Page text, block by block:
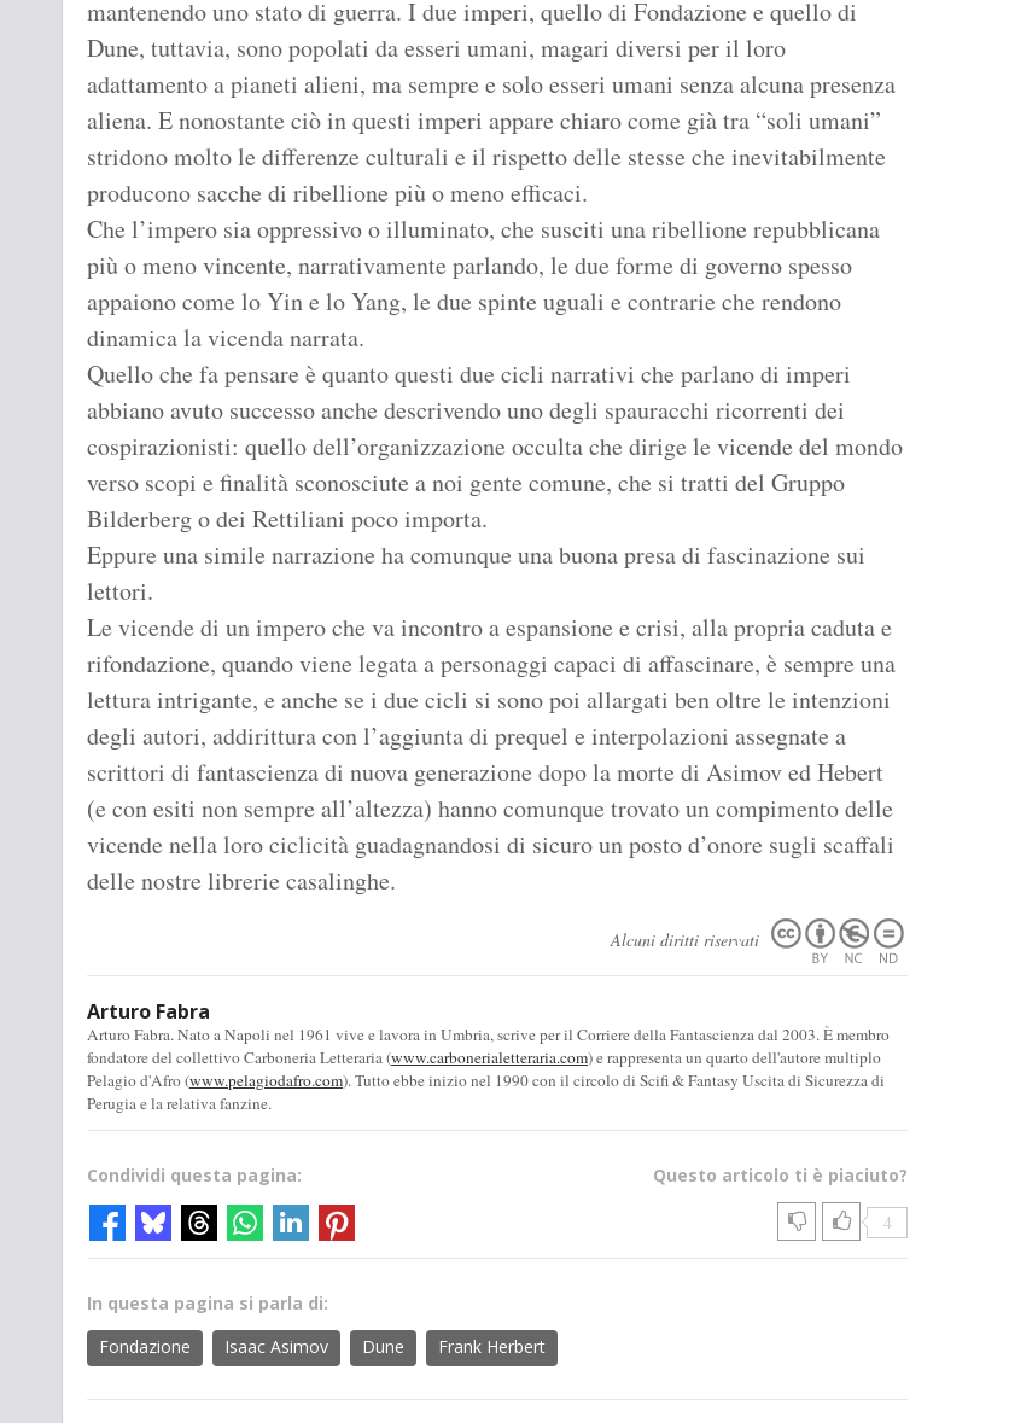
mantenendo uno stato di guerra. I due imperi, quello di Fondazione e quello di
Dune, tuttavia, sono popolati da esseri umani, magari diversi per il loro
adattamento a pianeti alieni, ma sempre e solo esseri umani senza alcuna presenza
aliena. E nonostante ciò in questi imperi appare chiaro come già tra “soli umani”
stridono molto le differenze culturali e il rispetto delle stesse che inevitabilmente
producono sacche di ribellione più o meno efficaci.
Che l’impero sia oppressivo o illuminato, che susciti una ribellione repubblicana
più o meno vincente, narrativamente parlando, le due forme di governo spesso
appaiono come lo Yin e lo Yang, le due spinte uguali e contrarie che rendono
dinamica la vicenda narrata.
Quello che fa pensare è quanto questi due cicli narrativi che parlano di imperi
abbiano avuto successo anche descrivendo uno degli spauracchi ricorrenti dei
cospirazionisti: quello dell’organizzazione occulta che dirige le vicende del mondo
verso scopi e finalità sconosciute a noi gente comune, che si tratti del Gruppo
Bilderberg o dei Rettiliani poco importa.
Eppure una simile narrazione ha comunque una buona presa di fascinazione sui
lettori.
Le vicende di un impero che va incontro a espansione e crisi, alla propria caduta e
rifondazione, quando viene legata a personaggi capaci di affascinare, è sempre una
lettura intrigante, e anche se i due cicli si sono poi allargati ben oltre le intenzioni
degli autori, addirittura con l’aggiunta di prequel e interpolazioni assegnate a
scrittori di fantascienza di nuova generazione dopo la morte di Asimov ed Hebert
(e con esiti non sempre all’altezza) hanno comunque trovato un compimento delle
vicende nella loro ciclicità guadagnandosi di sicuro un posto d’onore sugli scaffali
delle nostre librerie casalinghe.
Alcuni diritti riservati
Arturo Fabra
Arturo Fabra. Nato a Napoli nel 1961 vive e lavora in Umbria, scrive per il Corriere della Fantascienza dal 2003. È membro
fondatore del collettivo Carboneria Letteraria (www.carbonerialetteraria.com) e rappresenta un quarto dell'autore multiplo
Pelagio d'Afro (www.pelagiodafro.com). Tutto ebbe inizio nel 1990 con il circolo di Scifi & Fantasy Uscita di Sicurezza di
Perugia e la relativa fanzine.
Questo articolo ti è piaciuto?
4
Condividi questa pagina:
In questa pagina si parla di:
Fondazione
Isaac Asimov Dune Frank Herbert